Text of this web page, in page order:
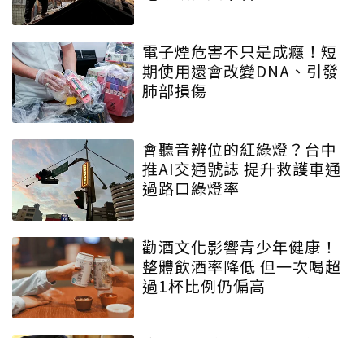
電子煙危害不只是成癮！短
期使用還會改變DNA、引發
肺部損傷
會聽音辨位的紅綠燈？台中
推AI交通號誌 提升救護車通
過路口綠燈率
勸酒文化影響青少年健康！
整體飲酒率降低 但一次喝超
過1杯比例仍偏高